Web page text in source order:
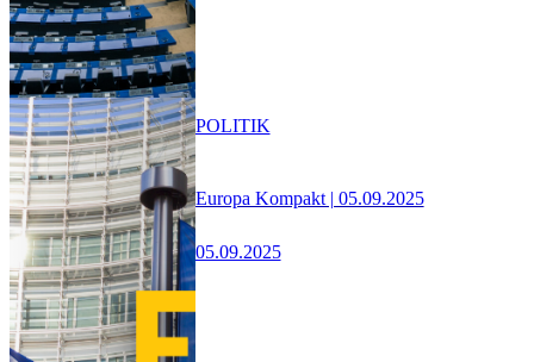
Europa Kompakt | 05.09.2025
05.09.2025
POLITIK